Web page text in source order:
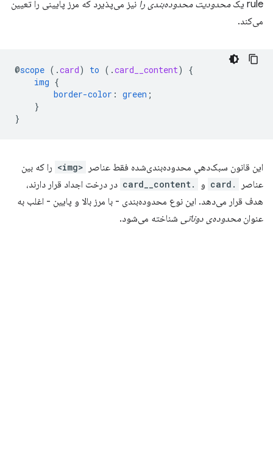
rule یک
محدودیت محدوده‌بندی را نیز می‌پذیرد که مرز پایینی را تعیین
می‌کند.
@scope ( .card) to ( .card__content)
{
img {
border-color : green ;
}
}
این قانون سبک‌دهیِ محدوده‌بندی‌شده فقط عناصر <img>
را که بین
عناصر
.card و .card__content
در درخت اجداد قرار دارند،
هدف قرار می‌دهد. این نوع محدوده‌بندی - با مرز بالا و پایین - اغلب به
عنوان محدوده‌ی دوناتی شناخته می‌شود.